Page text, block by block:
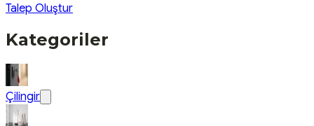
Talep Oluştur
Kategoriler
Çilingir